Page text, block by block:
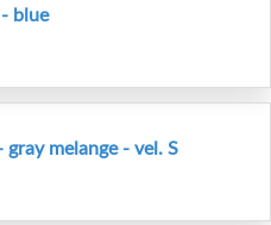
blue
melange - vel. S